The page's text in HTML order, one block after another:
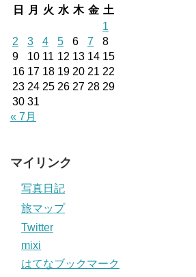
日
月 火 水 木 金 土
1
2
3 4 5 6 7
8
9
10 11 12 13 14 15
16 17 18 19 20 21 22
23 24 25 26 27 28 29
30 31
« 7月
マイリンク
写真日記
旅マップ
Twitter
mixi
はてなブックマーク